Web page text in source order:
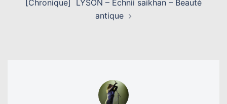
[Chronique] LYSON – Echnii saikhan – Beauté
antique